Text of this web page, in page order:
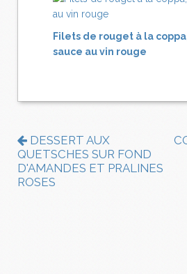
Filets de rouget à la
sauce au vin rouge
DESSERT AUX
QUETSCHES SUR FOND
D'AMANDES ET PRALINES
ROSES